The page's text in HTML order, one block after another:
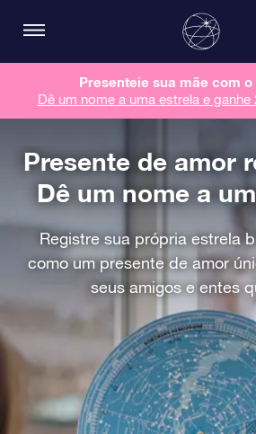
Presenteie sua mãe com o
Dê um nome a uma estrela e
Presente de amor
Dê um nome a
Registre sua própria estrela
como um presente de amor
seus amigos e entes